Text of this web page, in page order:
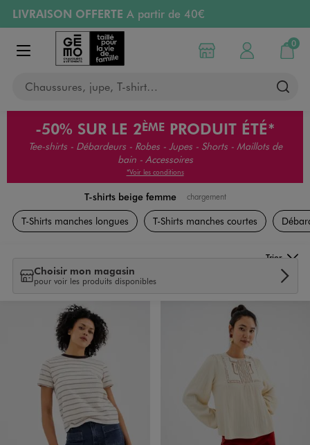
Aller au contenu principal
Aller à la navigation
LIVRAISON OFFERTE A partir de 40€
RETRAIT ET LIVRAISON OFFERTE
en magasin
PAYEZ EN 3x SANS FRAIS
Retours OFFERTS
pendant 30 jours
Afficher le menu
Chaussures, jupe, T-shirt…
Choisir mon magasin
Mon compte
0
Mon
-50% SUR LE 2ÈME PRODUIT ÉTÉ*
Tee-shirts - Débardeurs - Robes - Jupes - Shorts - Maillots de
bain - Accessoires
*Voir les conditions
T-shirts beige femme chargement
Vêtements
T-Shirts manches longues T-Shirts manches courtes
Choisir mon magasin
pour voir les produits disponibles
Trier